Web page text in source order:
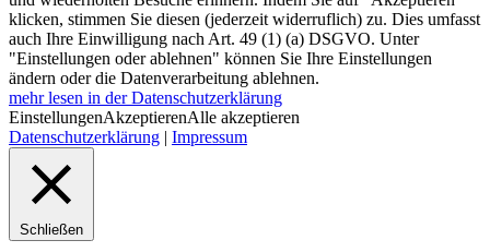
klicken, stimmen Sie diesen (jederzeit widerruflich) zu. Dies umfasst
auch Ihre Einwilligung nach Art. 49 (1) (a) DSGVO. Unter
"Einstellungen oder ablehnen" können Sie Ihre Einstellungen
ändern oder die Datenverarbeitung ablehnen.
mehr lesen in der Datenschutzerklärung
EinstellungenAkzeptierenAlle akzeptieren
Datenschutzerklärung | Impressum
Schließen